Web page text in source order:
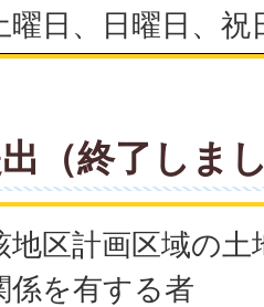
曜日、日曜日、
（終了しま
地区計画区域の
係を有する者